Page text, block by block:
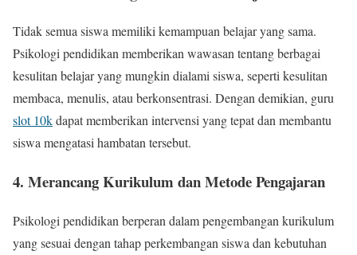
Tidak semua siswa memiliki kemampuan belajar yang sama.
Psikologi pendidikan memberikan wawasan tentang berbagai
kesulitan belajar yang mungkin dialami siswa, seperti kesulitan
membaca, menulis, atau berkonsentrasi. Dengan demikian, guru
slot 10kdapat memberikan intervensi yang tepat dan membantu
siswa mengatasi hambatan tersebut.
4. Merancang Kurikulum dan Metode Pengajaran
Psikologi pendidikan berperan dalam pengembangan kurikulum
yang sesuai dengan tahap perkembangan siswa dan kebutuhan